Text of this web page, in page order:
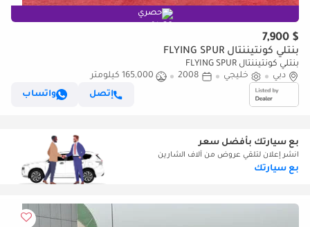
حصري
$ 7,900
بنتلي كونتيننتال FLYING SPUR
بنتلي كونتيننتال FLYING SPUR
دبي
خليجي 2008
165,000 كيلومتر
إتصل
واتساب
بع سيارتك بأفضل سعر
انشر إعلان لتلقي عروض من آلاف الشارين
بع سيارتك